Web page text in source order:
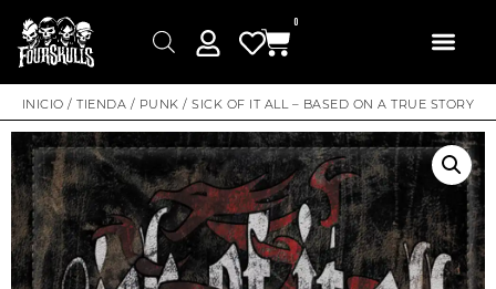
0
INICIO /TIENDA / PUNK / SICK OF IT ALL – BASED ON A TRUE STORY